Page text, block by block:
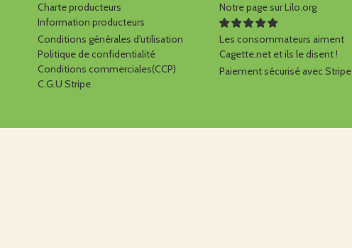
Charte producteurs
Information producteurs
Conditions générales d'utilisation
Politique de confidentialité
Conditions commerciales(CCP)
C.G.U Stripe
Notre page sur Lilo.org
Les consommateurs aiment
Cagette.net et ils le disent !
Paiement sécurisé avec Stripe